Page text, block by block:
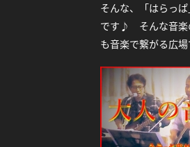
そんな、「はらっ
です♪ そんな音楽
も音楽で繋がる広